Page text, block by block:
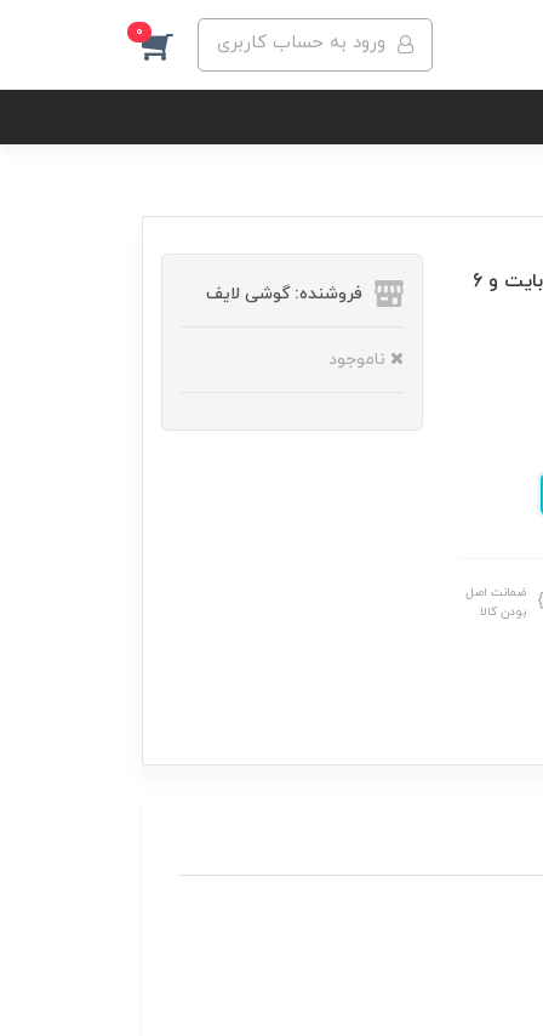
ورود به حساب کاربری 0
گوشی موبایل شیائومی مدل Poco M5 ظرفیت 128 گیگابایت و 6
ضمانت اصل
بودن کالا
فروشنده: گوشی لایف
ناموجود